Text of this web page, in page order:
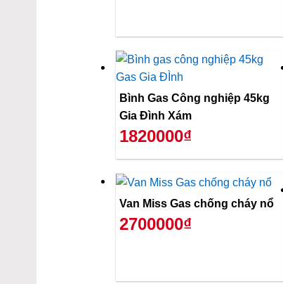
Bình Gas Công nghiệp 45kg
Gia Đình Xám
1820000₫
Van Miss Gas chống cháy nổ
2700000₫